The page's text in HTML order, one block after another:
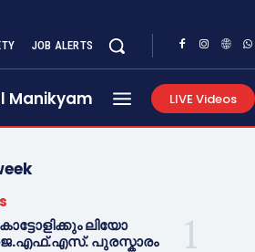
JOB ALERTS
Manikyam LIVE Videos
ലിയോ
പുരസ്കാരം